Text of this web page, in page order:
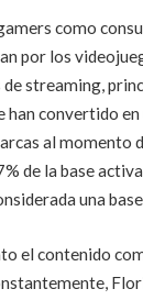
como
por los
streaming,
han convertido en
al momento
de la base
una
el contenido